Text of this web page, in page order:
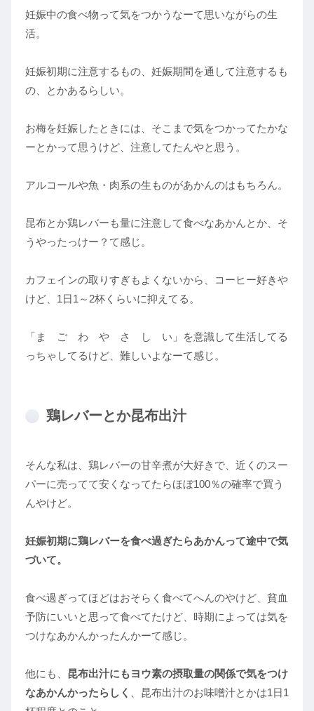
妊娠中の食べ物って気をつかうなーて思いながらの生
活。
妊娠初期に注意するもの、妊娠期間を通して注意するも
の、とかあるらしい。
お梅を妊娠したときには、そこまで気をつかってたかな
ーとかって思うけど、注意してたんやと思う。
アルコールや魚・肉系の生ものがあかんのはもちろん。
昆布とか鶏レバーも量に注意して食べなあかんとか、そ
うやったっけー？て感じ。
カフェインの取りすぎもよくないから、コーヒー好きや
けど、1日1～2杯くらいに抑えてる。
「ま ご わ や さ し い」を意識して生活してる
っちゃしてるけど、難しいよなーて感じ。
鶏レバーとか昆布出汁
そんな私は、鶏レバーの甘辛煮が大好きで、近くのスー
パーに売ってて安くなってたらほぼ100％の確率で買う
んやけど。
妊娠初期に鶏レバーを食べ過ぎたらあかんって途中で気
づいて。
食べ過ぎってほどはおそらく食べてへんのやけど、貧血
予防にいいと思って食べてたけど、時期によっては気を
つけなあかんかったんかーて感じ。
他にも、 昆布出汁にもヨウ素の摂取量の関係で気をつけ
なあかんかったらしく
、昆布出汁のお味噌汁とかは1日1